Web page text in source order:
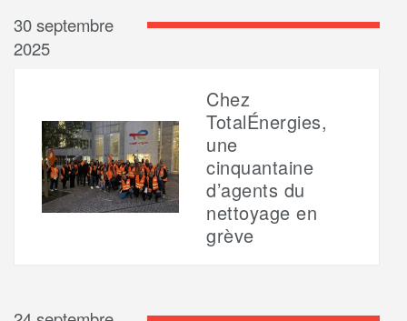
30 septembre
2025
Chez
TotalÉnergies,
une
cinquantaine
d’agents du
nettoyage en
grève